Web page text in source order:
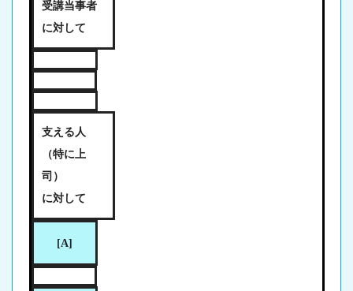
受講当事者
に対して
支える人
（特に上
司）
に対して
[A]